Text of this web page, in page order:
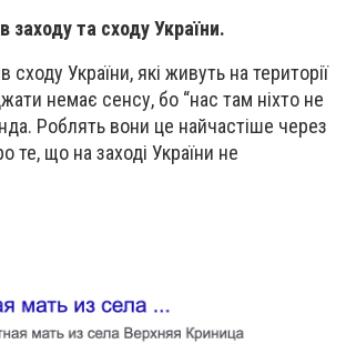
та сходу України.
України, які живуть на території
немає сенсу, бо “нас там ніхто не
Роблять вони це найчастіше через
що на заході України не